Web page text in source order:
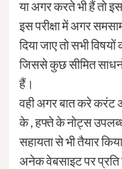
या अगर करते भी हैं तो
इस परीक्षा में अगर
दिया जाए तो सभी
जिससे कुछ सीमित
हैं।
वही अगर बात करे करंट
के , हफ्ते के नोट्स
सहायता से भी तैयार
अनेक वेबसाइट पर